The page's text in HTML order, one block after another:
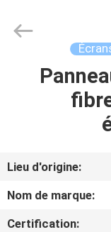
MAISON
AU
SUJET
DE
Material
Industrial
Lieu d'origine:
Nom de marque:
Certification: